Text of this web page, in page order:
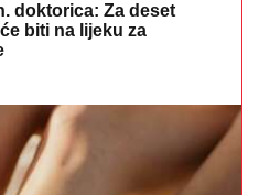
doktorica: Za deset
biti na lijeku za